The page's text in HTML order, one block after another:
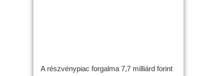
A részvénypiac forgalma 7,7 milliárd forint